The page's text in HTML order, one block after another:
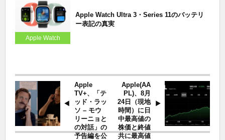
Apple Watch
Apple Watch Ultra 3・Series 11のバッテリ
ー表記の真実
Apple
TV+、「テ
ッド・ラッ
ソ – モウ
リーニョと
の対話」の
予告編を公
Apple(AA
PL)、8月
24日（現地
時間）に日
中最高値の
株価と終値
共に最高値